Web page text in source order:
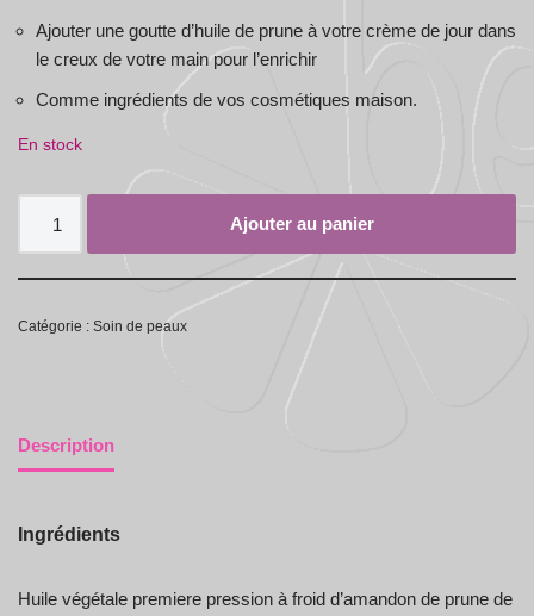
Ajouter une goutte d’huile de prune à votre crème de jour dans
le creux de votre main pour l’enrichir
Comme ingrédients de vos cosmétiques maison.
En stock
Ajouter au panier
Catégorie : Soin de peaux
Description
Ingrédients
Huile végétale premiere pression à froid d’amandon de prune de